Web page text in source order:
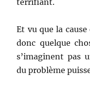
terrifiant.
Et vu que la
donc quelque
s’imaginent pas
du problème